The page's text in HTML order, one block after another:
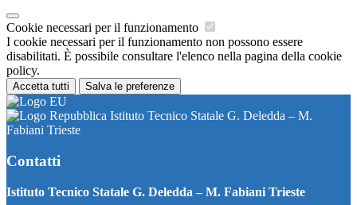
Cookie necessari per il funzionamento
I cookie necessari per il funzionamento non possono essere
disabilitati. È possibile consultare l'elenco nella pagina della cookie
policy.
Accetta tutti Salva le preferenze
Istituto Tecnico Statale G. Deledda – M.
Fabiani Trieste
Contatti
Istituto Tecnico Statale G. Deledda – M. Fabiani Trieste